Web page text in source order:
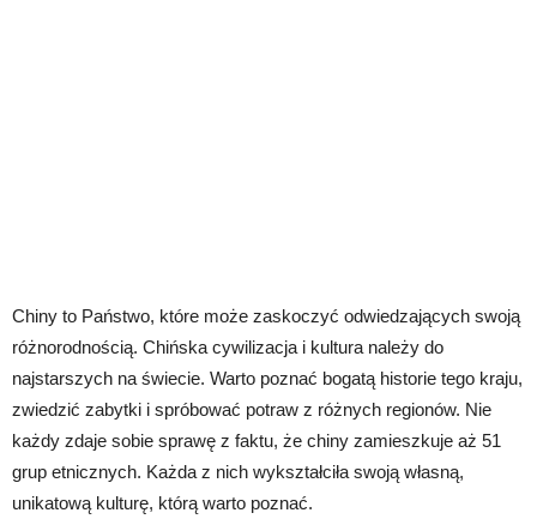
Chiny to Państwo, które może zaskoczyć odwiedzających swoją
różnorodnością. Chińska cywilizacja i kultura należy do
najstarszych na świecie. Warto poznać bogatą historie tego kraju,
zwiedzić zabytki i spróbować potraw z różnych regionów. Nie
każdy zdaje sobie sprawę z faktu, że chiny zamieszkuje aż 51
grup etnicznych. Każda z nich wykształciła swoją własną,
unikatową kulturę, którą warto poznać.